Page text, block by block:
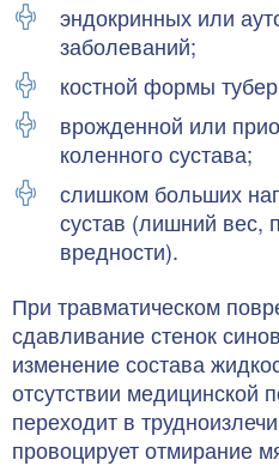
эндокринных или
заболеваний;
костной формы
врожденной или
коленного сустава;
слишком больших
сустав (лишний вес,
вредности).
При травматическом
сдавливание стенок
изменение состава
отсутствии медицинской
переходит в
провоцирует отмирание